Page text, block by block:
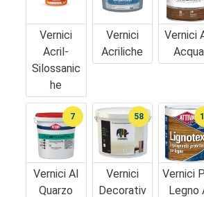
Vernici
Acril-
Silossanic
He
Vernici
Acriliche
Vernici
Acqua
Vernici Al
Quarzo
7
Vernici
Decorativ
58
Vernici
Legno